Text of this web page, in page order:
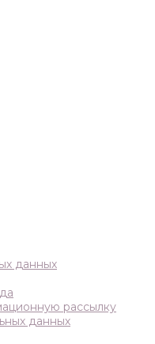
данных
рассылку
данных